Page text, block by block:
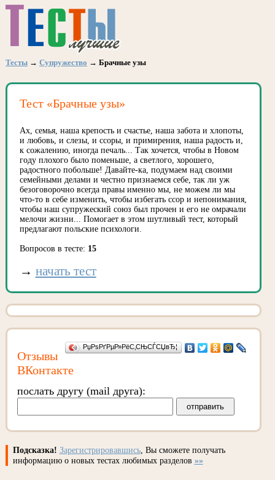
Тесты → Супружество → Брачные узы
Тест «Брачные узы»
Ах, семья, наша крепость и счастье, наша забота и хлопоты,
и любовь, и слезы, и ссоры, и примирения, наша радость и,
к сожалению, иногда печаль... Так хочется, чтобы в Новом
году плохого было поменьше, а светлого, хорошего,
радостного побольше! Давайте-ка, подумаем над своими
семейными делами и честно признаемся себе, так ли уж
безоговорочно всегда правы именно мы, не можем ли мы
что-то в себе изменить, чтобы избегать ссор и непонимания,
чтобы наш супружеский союз был прочен и его не омрачали
мелочи жизни... Помогает в этом шутливый тест, который
предлагают польские психологи.
Вопросов в тесте: 15
→ начать тест
РџРѕРґРµР»РёС‚СЊСЃСЏвЂ¦
Отзывы
ВКонтакте
послать другу (mail друга):
Подсказка! Зарегистрировавшись, Вы сможете получать
информацию о новых тестах любимых разделов »»